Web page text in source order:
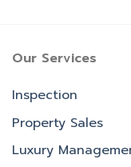
Our Services
Inspection
Property Sales
Luxury